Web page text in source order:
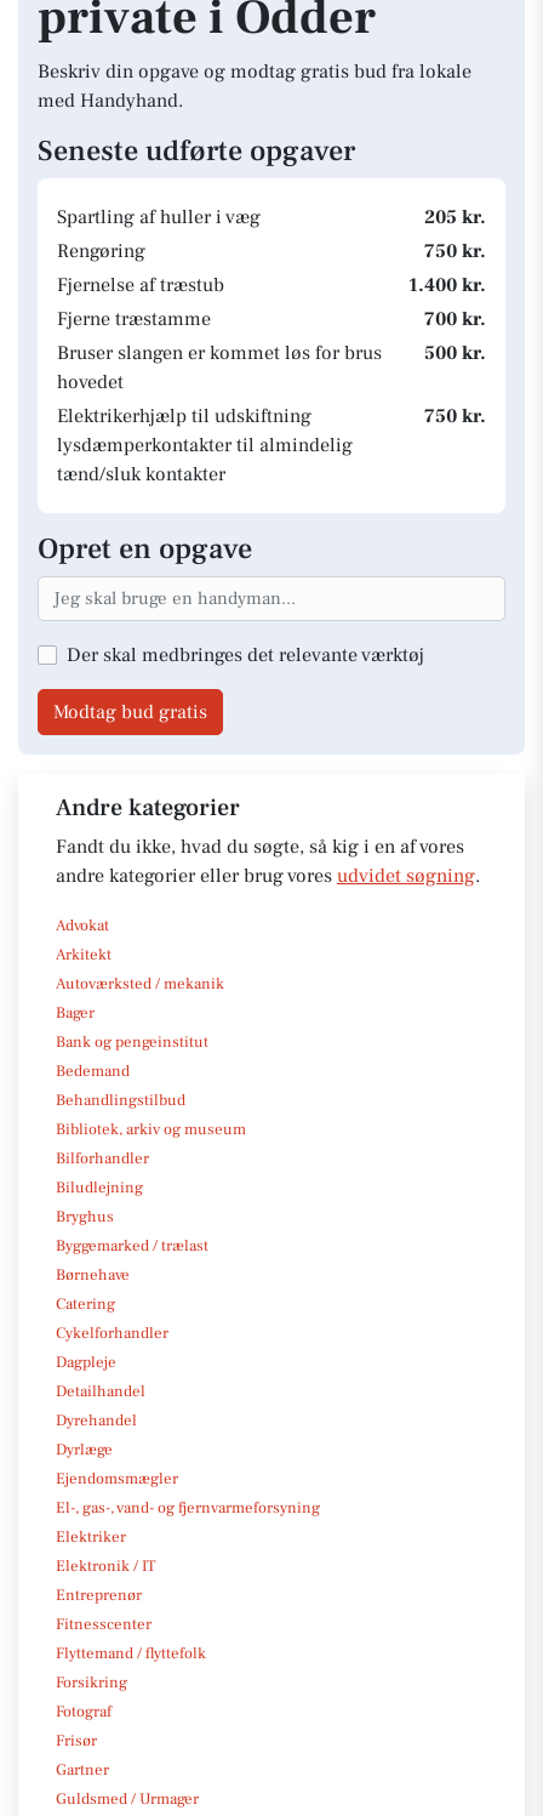
private i Odder
Beskriv din opgave og modtag gratis bud fra lokale
med Handyhand.
Seneste udførte opgaver
Spartling af huller i væg
205 kr.
Rengøring
750 kr.
Fjernelse af træstub
1.400 kr.
Fjerne træstamme
700 kr.
Bruser slangen er kommet løs for brus
hovedet
500 kr.
Elektrikerhjælp til udskiftning
lysdæmperkontakter til almindelig
tænd/sluk kontakter
750 kr.
Opret en opgave
Der skal medbringes det relevante værktøj
Modtag bud gratis
Andre kategorier
Fandt du ikke, hvad du søgte, så kig i en af vores
andre kategorier eller brug vores udvidet søgning.
Advokat
Arkitekt
Autoværksted / mekanik
Bager
Bank og pengeinstitut
Bedemand
Behandlingstilbud
Bibliotek, arkiv og museum
Bilforhandler
Biludlejning
Bryghus
Byggemarked / trælast
Børnehave
Catering
Cykelforhandler
Dagpleje
Detailhandel
Dyrehandel
Dyrlæge
Ejendomsmægler
El-, gas-, vand- og fjernvarmeforsyning
Elektriker
Elektronik / IT
Entreprenør
Fitnesscenter
Flyttemand / flyttefolk
Forsikring
Fotograf
Frisør
Gartner
Guldsmed / Urmager